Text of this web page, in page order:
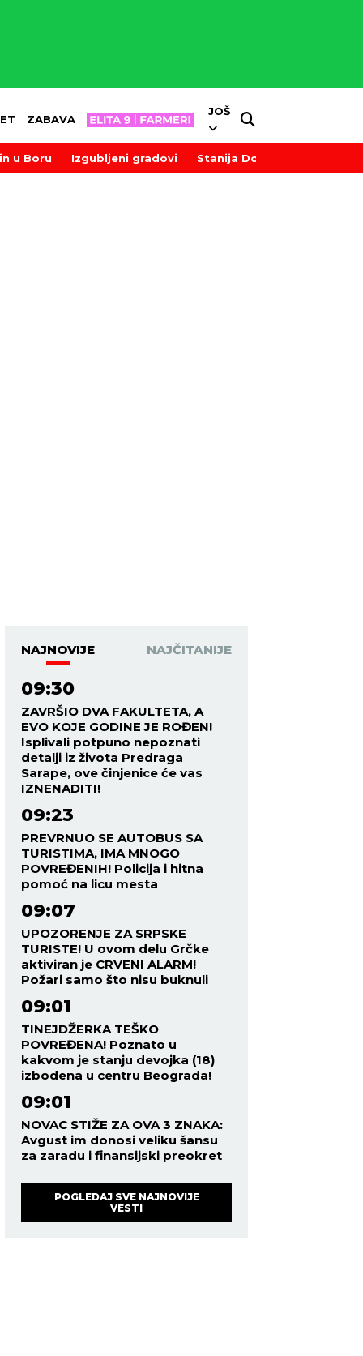
ZABAVA
JOŠ
u Boru Izgubljeni gradovi Stanija Dobrojević
NAJNOVIJE NAJČITANIJE
09:30
ZAVRŠIO DVA FAKULTETA, A
EVO KOJE GODINE JE ROĐEN!
Isplivali potpuno nepoznati
detalji iz života Predraga
Sarape, ove činjenice će vas
IZNENADITI!
09:23
PREVRNUO SE AUTOBUS SA
TURISTIMA, IMA MNOGO
POVREĐENIH! Policija i hitna
pomoć na licu mesta
09:07
UPOZORENJE ZA SRPSKE
TURISTE! U ovom delu Grčke
aktiviran je CRVENI ALARM!
Požari samo što nisu buknuli
09:01
TINEJDŽERKA TEŠKO
POVREĐENA! Poznato u
kakvom je stanju devojka (18)
izbodena u centru Beograda!
09:01
NOVAC STIŽE ZA OVA 3 ZNAKA:
Avgust im donosi veliku šansu
za zaradu i finansijski preokret
POGLEDAJ SVE NAJNOVIJE
VESTI